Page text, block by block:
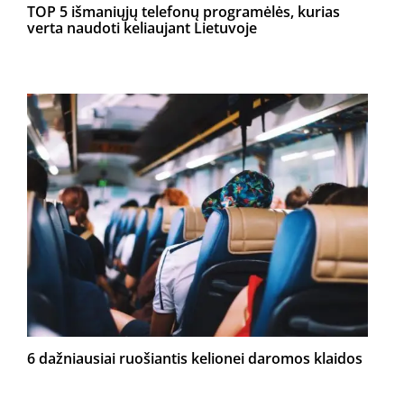
TOP 5 išmaniųjų telefonų programėlės, kurias
verta naudoti keliaujant Lietuvoje
6 dažniausiai ruošiantis kelionei daromos klaidos